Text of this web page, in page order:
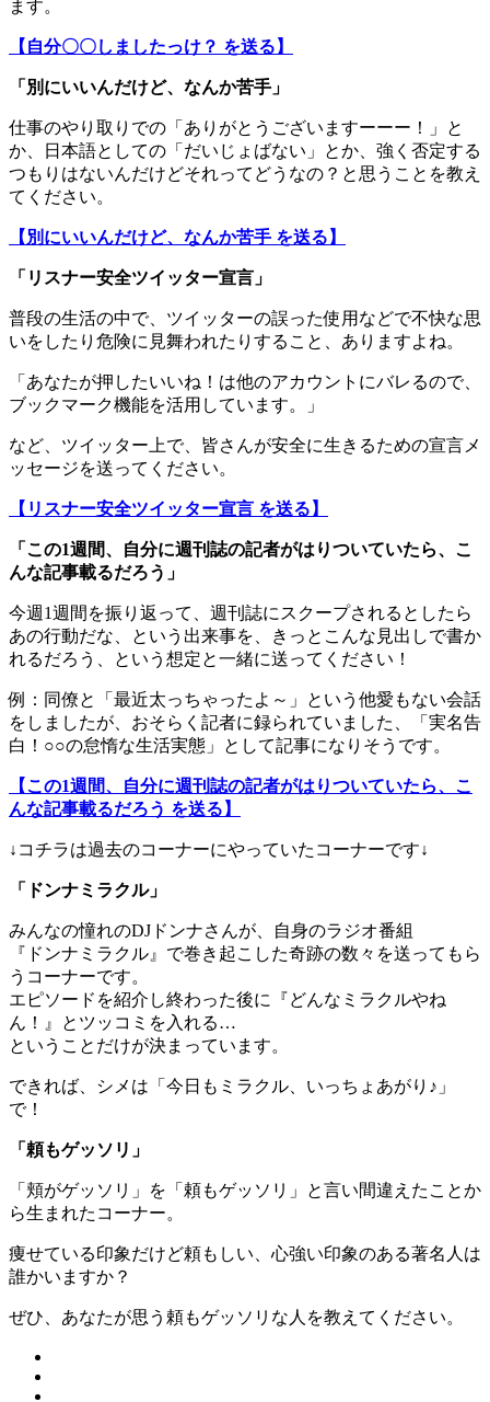
ます。
【自分〇〇しましたっけ？ を送る】
「別にいいんだけど、なんか苦手」
仕事のやり取りでの「ありがとうございますーーー！」と
か、日本語としての「だいじょばない」とか、強く否定する
つもりはないんだけどそれってどうなの？と思うことを教え
てください。
【別にいいんだけど、なんか苦手 を送る】
「リスナー安全ツイッター宣言」
普段の生活の中で、ツイッターの誤った使用などで不快な思
いをしたり危険に見舞われたりすること、ありますよね。
「あなたが押したいいね！は他のアカウントにバレるので、
ブックマーク機能を活用しています。」
など、ツイッター上で、皆さんが安全に生きるための宣言メ
ッセージを送ってください。
【リスナー安全ツイッター宣言 を送る】
「この1週間、自分に週刊誌の記者がはりついていたら、こ
んな記事載るだろう」
今週1週間を振り返って、週刊誌にスクープされるとしたら
あの行動だな、という出来事を、きっとこんな見出しで書か
れるだろう、という想定と一緒に送ってください！
例：同僚と「最近太っちゃったよ～」という他愛もない会話
をしましたが、おそらく記者に録られていました、「実名告
白！○○の怠惰な生活実態」として記事になりそうです。
【この1週間、自分に週刊誌の記者がはりついていたら、こ
んな記事載るだろう を送る】
↓コチラは過去のコーナーにやっていたコーナーです↓
「ドンナミラクル」
みんなの憧れのDJドンナさんが、自身のラジオ番組
『ドンナミラクル』で巻き起こした奇跡の数々を送ってもら
うコーナーです。
エピソードを紹介し終わった後に『どんなミラクルやね
ん！』とツッコミを入れる…
ということだけが決まっています。
できれば、シメは「今日もミラクル、いっちょあがり♪」
で！
「頼もゲッソリ」
「頬がゲッソリ」を「頼もゲッソリ」と言い間違えたことか
ら生まれたコーナー。
痩せている印象だけど頼もしい、心強い印象のある著名人は
誰かいますか？
ぜひ、あなたが思う頼もゲッソリな人を教えてください。